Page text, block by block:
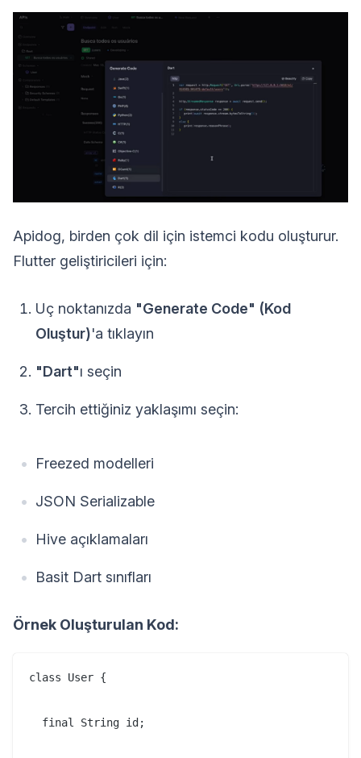
Apidog, birden çok dil için istemci kodu oluşturur.
Flutter geliştiricileri için:
Uç noktanızda "Generate Code" (Kod
Oluştur)'a tıklayın
"Dart"ı seçin
Tercih ettiğiniz yaklaşımı seçin:
Freezed modelleri
JSON Serializable
Hive açıklamaları
Basit Dart sınıfları
Örnek Oluşturulan Kod:
class User {
  final String id;